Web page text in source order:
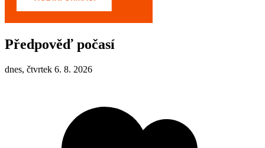
Předpověď počasí
dnes, čtvrtek 6. 8. 2026